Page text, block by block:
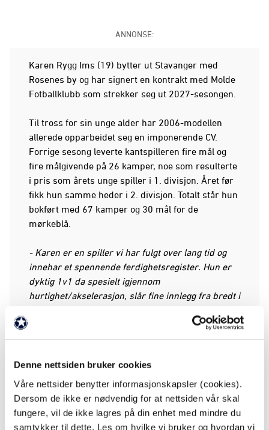
Denne nettsiden bruker cookies
Våre nettsider benytter informasjonskapsler (cookies).
Dersom de ikke er nødvendig for at nettsiden vår skal
fungere, vil de ikke lagres på din enhet med mindre du
samtykker til dette. Les om hvilke vi bruker og hvordan vi
ANNONSE:
Karen Rygg Ims (19) bytter ut Stavanger med
Rosenes by og har signert en kontrakt med Molde
Fotballklubb som strekker seg ut 2027-sesongen.
Til tross for sin unge alder har 2006-modellen
allerede opparbeidet seg en imponerende CV.
Forrige sesong leverte kantspilleren fire mål og
fire målgivende på 26 kamper, noe som resulterte
i pris som årets unge spiller i 1. divisjon. Året før
fikk hun samme heder i 2. divisjon. Totalt står hun
bokført med 67 kamper og 30 mål for de
mørkeblå.
- Karen er en spiller vi har fulgt over lang tid og
innehar et spennende ferdighetsregister. Hun er
dyktig 1v1 da spesielt igjennom
hurtighet/akselerasjon, slår fine innlegg fra bredt i
besitter hun et spennende potensial for videre
utvikling som vi ser frem til å foredle videre her i
Holmlund.
Jenta som startet fotballkarrieren i Randaberg har
også representert Norge på samtlige
aldersbestemte landslag fra J15 til J19. Så langt